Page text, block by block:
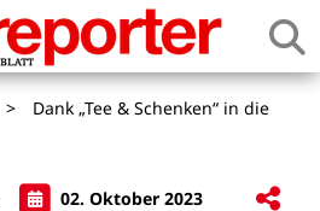
>
Dank „Tee & Schenken“ in die
02. Oktober 2023